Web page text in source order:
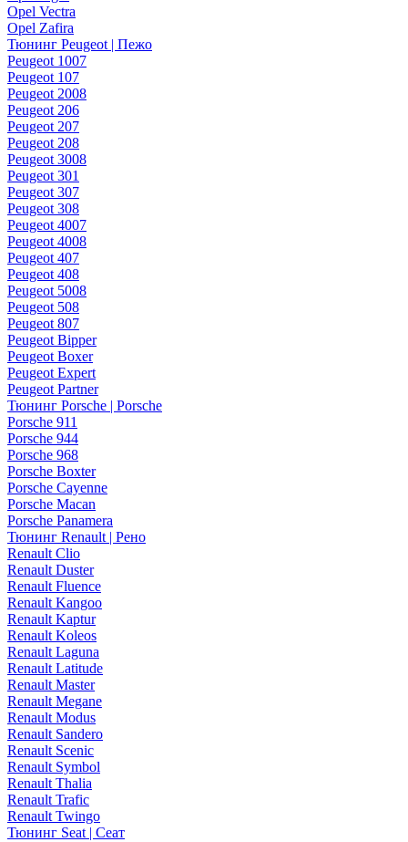
Opel Vectra
Opel Zafira
Тюнинг Peugeot | Пежо
Peugeot 1007
Peugeot 107
Peugeot 2008
Peugeot 206
Peugeot 207
Peugeot 208
Peugeot 3008
Peugeot 301
Peugeot 307
Peugeot 308
Peugeot 4007
Peugeot 4008
Peugeot 407
Peugeot 408
Peugeot 5008
Peugeot 508
Peugeot 807
Peugeot Bipper
Peugeot Boxer
Peugeot Expert
Peugeot Partner
Тюнинг Porsche | Porsche
Porsche 911
Porsche 944
Porsche 968
Porsche Boxter
Porsche Cayenne
Porsche Macan
Porsche Panamera
Тюнинг Renault | Рено
Renault Clio
Renault Duster
Renault Fluence
Renault Kangoo
Renault Kaptur
Renault Koleos
Renault Laguna
Renault Latitude
Renault Master
Renault Megane
Renault Modus
Renault Sandero
Renault Scenic
Renault Symbol
Renault Thalia
Renault Trafic
Renault Twingo
Тюнинг Seat | Сеат